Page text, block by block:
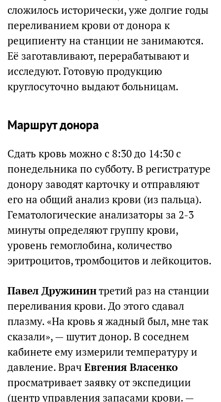
сложилось исторически, уже долгие годы
переливанием крови от донора к
реципиенту на станции не занимаются.
Её заготавливают, перерабатывают и
исследуют. Готовую продукцию
круглосуточно выдают больницам.
Маршрут донора
Сдать кровь можно с 8:30 до 14:30 с
понедельника по субботу. В регистратуре
донору заводят карточку и отправляют
его на общий анализ крови (из пальца).
Гематологические анализаторы за 2-3
минуты определяют группу крови,
уровень гемоглобина, количество
эритроцитов, тромбоцитов и лейкоцитов.
Павел Дружининтретий раз на станции
переливания крови. До этого сдавал
плазму. «На кровь я жадный был, мне так
сказали», — шутит донор. В соседнем
кабинете ему измерили температуру и
давление. Врач Евгения Власенко
просматривает заявку от экспедиции
(центр управления запасами крови. —